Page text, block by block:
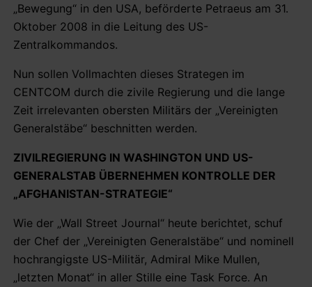
„Bewegung“ in den USA, beförderte Petraeus am 31.
Oktober 2008 in die Leitung des US-
Zentralkommandos.
Nun sollen Vollmachten dieses Strategen im
CENTCOM durch die zivile Regierung und die lange
Zeit irrelevanten obersten Militärs der „Vereinigten
Generalstäbe“ beschnitten werden.
ZIVILREGIERUNG IN WASHINGTON UND US-
GENERALSTAB ÜBERNEHMEN KONTROLLE DER
„AFGHANISTAN-STRATEGIE“
Wie der „Wall Street Journal“ heute berichtet, schuf
der Chef der „Vereinigten Generalstäbe“ und nominell
hochrangigste US-Militär, Admiral Mike Mullen,
„letzten Monat“ in aller Stille eine Task Force. An